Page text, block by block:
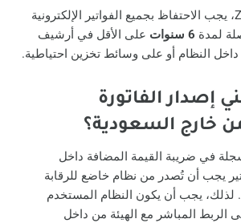
وفق تعليمات ZATCA، يجب الاحتفاظ بجميع الفواتير الإلكترونية
لمدة 6 سنوات
على الأقل في أرشيف
النظام أو على وسائط تخزين احتياطية.
إصدار الفاتورة
من خارج السعودية؟
في ضريبة القيمة المضافة داخل
يجب أن تُصدر من نظام خاضع للرقابة
ومتوافق مع ZATCA. لذلك، يجب أن يكون النظام المستخدم
الربط المباشر مع الهيئة من داخل